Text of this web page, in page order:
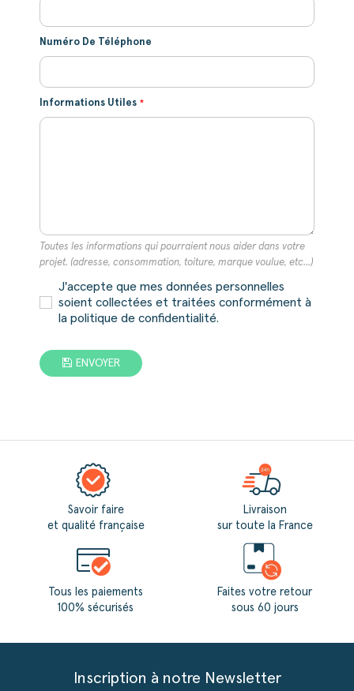
Numéro De Téléphone
Informations Utiles
Toutes les informations qui pourraient nous aider dans votre
projet. (adresse, consommation, toiture, marque voulue, etc...)
J'accepte que mes données personnelles
soient collectées et traitées conformément à
la politique de confidentialité.
ENVOYER
Savoir faire
et qualité française
Tous les paiements
100% sécurisés
Livraison
sur toute la France
Faites votre retour
sous 60 jours
Inscription à notre Newsletter